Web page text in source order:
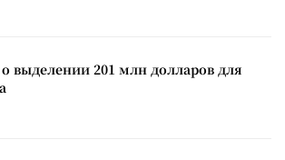
выделении 201 млн долларов для